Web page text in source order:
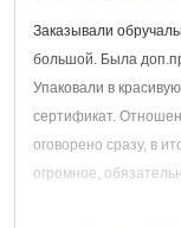
Заказывали
большой. Была
Упаковали в
сертификат.
оговорено сразу, в
огромное,